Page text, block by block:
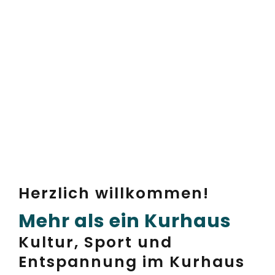
Herzlich willkommen!
Mehr als ein Kurhaus
Kultur, Sport und
Entspannung im Kurhaus